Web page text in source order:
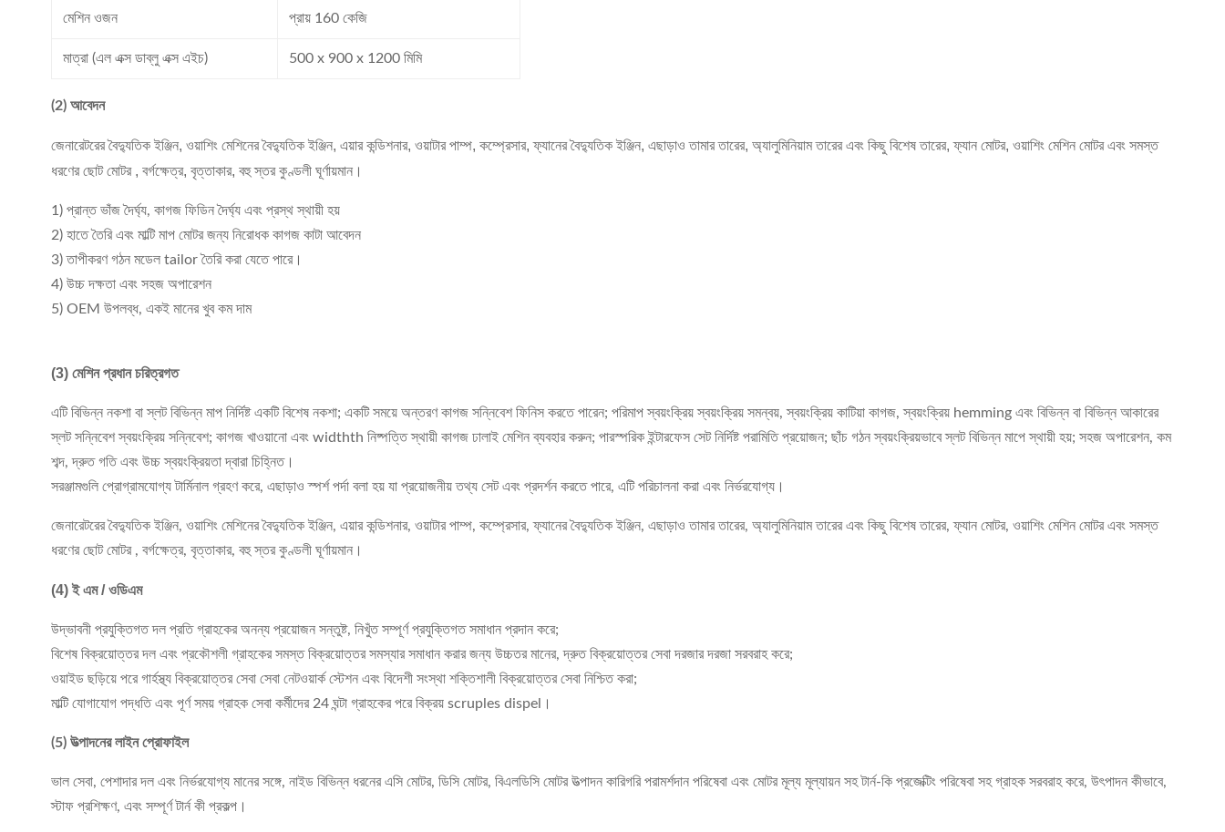
মেশিন ওজন প্রায় 160 কেজি
মাত্রা (এল এক্স ডাব্লু এক্স এইচ) 500 x 900 x 1200 মিমি
(2) আবেদন
জেনারেটরের বৈদ্যুতিক ইঞ্জিন, ওয়াশিং মেশিনের বৈদ্যুতিক ইঞ্জিন, এয়ার কন্ডিশনার, ওয়াটার পাম্প, কম্প্রেসার, ফ্যানের বৈদ্যুতিক ইঞ্জিন, এছাড়াও তামার তারের, অ্যালুমিনিয়াম তারের এবং কিছু বিশেষ তারের, ফ্যান মোটর, ওয়াশিং মেশিন মোটর এবং সমস্ত
ধরণের ছোট মোটর , বর্গক্ষেত্র, বৃত্তাকার, বহু স্তর কুণ্ডলী ঘূর্ণায়মান।
1) প্রান্ত ভাঁজ দৈর্ঘ্য, কাগজ ফিডিন দৈর্ঘ্য এবং প্রস্থ স্থায়ী হয়
2) হাতে তৈরি এবং মাল্টি মাপ মোটর জন্য নিরোধক কাগজ কাটা আবেদন
3) তাপীকরণ গঠন মডেল tailor তৈরি করা যেতে পারে।
4) উচ্চ দক্ষতা এবং সহজ অপারেশন
5) OEM উপলব্ধ, একই মানের খুব কম দাম
(3) মেশিন প্রধান চরিত্রগত
এটি বিভিন্ন নকশা বা স্লট বিভিন্ন মাপ নির্দিষ্ট একটি বিশেষ নকশা; একটি সময়ে অন্তরণ কাগজ সন্নিবেশ ফিনিস করতে পারেন; পরিমাপ স্বয়ংক্রিয় স্বয়ংক্রিয় সমন্বয়, স্বয়ংক্রিয় কাটিয়া কাগজ, স্বয়ংক্রিয় hemming এবং বিভিন্ন বা বিভিন্ন আকারের
স্লট সন্নিবেশ স্বয়ংক্রিয় সন্নিবেশ; কাগজ খাওয়ানো এবং widthth নিষ্পত্তি স্থায়ী কাগজ ঢালাই মেশিন ব্যবহার করুন; পারস্পরিক ইন্টারফেস সেট নির্দিষ্ট পরামিতি প্রয়োজন; ছাঁচ গঠন স্বয়ংক্রিয়ভাবে স্লট বিভিন্ন মাপে স্থায়ী হয়; সহজ অপারেশন, কম
শব্দ, দ্রুত গতি এবং উচ্চ স্বয়ংক্রিয়তা দ্বারা চিহ্নিত।
সরঞ্জামগুলি প্রোগ্রামযোগ্য টার্মিনাল গ্রহণ করে, এছাড়াও স্পর্শ পর্দা বলা হয় যা প্রয়োজনীয় তথ্য সেট এবং প্রদর্শন করতে পারে, এটি পরিচালনা করা এবং নির্ভরযোগ্য।
জেনারেটরের বৈদ্যুতিক ইঞ্জিন, ওয়াশিং মেশিনের বৈদ্যুতিক ইঞ্জিন, এয়ার কন্ডিশনার, ওয়াটার পাম্প, কম্প্রেসার, ফ্যানের বৈদ্যুতিক ইঞ্জিন, এছাড়াও তামার তারের, অ্যালুমিনিয়াম তারের এবং কিছু বিশেষ তারের, ফ্যান মোটর, ওয়াশিং মেশিন মোটর এবং সমস্ত
ধরণের ছোট মোটর , বর্গক্ষেত্র, বৃত্তাকার, বহু স্তর কুণ্ডলী ঘূর্ণায়মান।
(4) ই এম / ওডিএম
উদ্ভাবনী প্রযুক্তিগত দল প্রতি গ্রাহকের অনন্য প্রয়োজন সন্তুষ্ট, নিখুঁত সম্পূর্ণ প্রযুক্তিগত সমাধান প্রদান করে;
বিশেষ বিক্রয়োত্তর দল এবং প্রকৌশলী গ্রাহকের সমস্ত বিক্রয়োত্তর সমস্যার সমাধান করার জন্য উচ্চতর মানের, দ্রুত বিক্রয়োত্তর সেবা দরজার দরজা সরবরাহ করে;
ওয়াইড ছড়িয়ে পরে গার্হস্থ্য বিক্রয়োত্তর সেবা সেবা নেটওয়ার্ক স্টেশন এবং বিদেশী সংস্থা শক্তিশালী বিক্রয়োত্তর সেবা নিশ্চিত করা;
মাল্টি যোগাযোগ পদ্ধতি এবং পূর্ণ সময় গ্রাহক সেবা কর্মীদের 24 ঘন্টা গ্রাহকের পরে বিক্রয় scruples dispel।
(5) উত্পাদনের লাইন প্রোফাইল
ভাল সেবা, পেশাদার দল এবং নির্ভরযোগ্য মানের সঙ্গে, নাইড বিভিন্ন ধরনের এসি মোটর, ডিসি মোটর, বিএলডিসি মোটর উত্পাদন কারিগরি পরামর্শদান পরিষেবা এবং মোটর মূল্য মূল্যায়ন সহ টার্ন-কি প্রজেক্টিং পরিষেবা সহ গ্রাহক সরবরাহ করে, উৎপাদন কীভাবে,
স্টাফ প্রশিক্ষণ, এবং সম্পূর্ণ টার্ন কী প্রকল্প।